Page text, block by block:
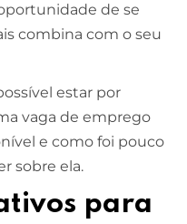
de se
combina com o seu
estar por
vaga de emprego
e como foi pouco
sobre ela.
para